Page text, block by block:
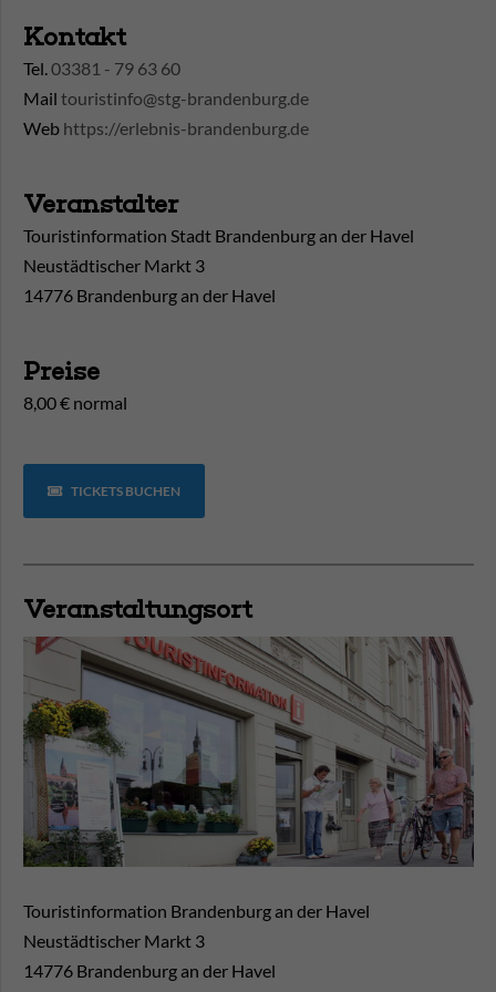
Kontakt
Tel.03381 - 79 63 60
Mail touristinfo@stg-brandenburg.de
Web https://erlebnis-brandenburg.de
Veranstalter
Touristinformation Stadt Brandenburg an der Havel
Neustädtischer Markt 3
14776 Brandenburg an der Havel
Preise
8,00 € normal
TICKETS BUCHEN
Veranstaltungsort
Touristinformation Brandenburg an der Havel
Neustädtischer Markt 3
14776 Brandenburg an der Havel